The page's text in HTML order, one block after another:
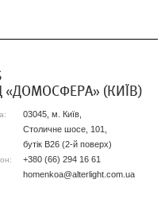
«ДОМОСФЕРА» (КИЇВ)
03045, м. Київ,
Столичне шосе, 101,
бутiк B26 (2-й поверх)
+380 (66) 294 16 61
homenkoa@alterlight.com.ua